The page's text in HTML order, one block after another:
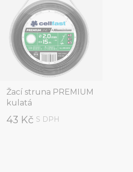
Žací struna PREMIUM
kulatá
43 Kč S DPH